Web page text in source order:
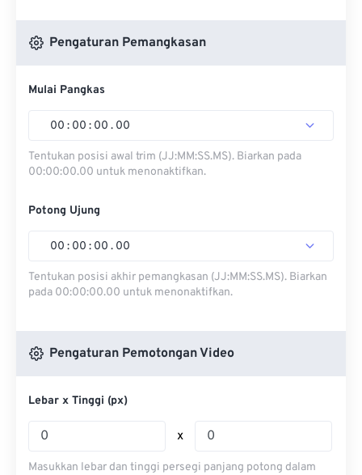
Pengaturan Pemangkasan
Mulai Pangkas
00 : 00 : 00 . 00
Tentukan posisi awal trim (JJ:MM:SS.MS). Biarkan pada
00:00:00.00 untuk menonaktifkan.
Potong Ujung
00 : 00 : 00 . 00
Tentukan posisi akhir pemangkasan (JJ:MM:SS.MS). Biarkan
pada 00:00:00.00 untuk menonaktifkan.
Pengaturan Pemotongan Video
Lebar x Tinggi (px)
x
Masukkan lebar dan tinggi persegi panjang potong dalam